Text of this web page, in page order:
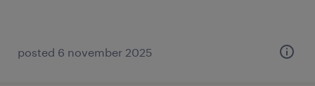
posted 6 november 2025